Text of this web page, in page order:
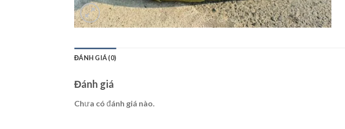
ĐÁNH GIÁ (0)
Đánh giá
Chưa có đánh giá nào.